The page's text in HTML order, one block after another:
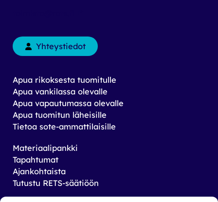
Yhteystiedot
Apua rikoksesta tuomitulle
Apua vankilassa olevalle
Apua vapautumassa olevalle
Apua tuomitun läheisille
Tietoa sote-ammattilaisille
Materiaalipankki
Tapahtumat
Ajankohtaista
Tutustu RETS-säätiöön